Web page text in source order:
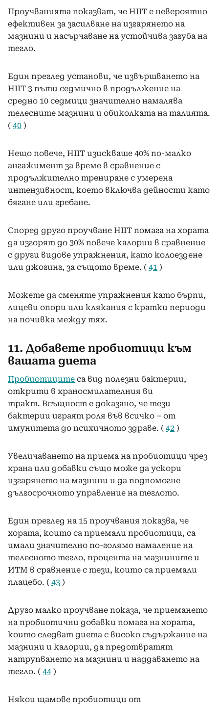
Проучванията показват, че HIIT е невероятно
ефективен за засилване на изгарянето на
мазнини и насърчаване на устойчива загуба на
тегло.
Един преглед установи, че извършването на
HIIT 3 пъти седмично в продължение на
средно 10 седмици значително намалява
телесните мазнини и обиколката на талията.
( 40 )
Нещо повече, HIIT изискваше 40% по-малко
ангажимент за време в сравнение с
продължително трениране с умерена
интензивност, което включва дейности като
бягане или гребане.
Според друго проучване HIIT помага на хората
да изгорят до 30% повече калории в сравнение
с други видове упражнения, като колоездене
или джогинг, за същото време. ( 41 )
Можете да сменяте упражнения като бърпи,
лицеви опори или клякания с кратки периоди
на почивка между тях.
11. Добавете пробиотици към
вашата диета
Пробиотиците са вид полезни бактерии,
открити в храносмилателния ви
тракт. Всъщност е доказано, че тези
бактерии играят роля във всичко – от
имунитета до психичното здраве. ( 42 )
Увеличаването на приема на пробиотици чрез
храна или добавки също може да ускори
изгарянето на мазнини и да подпомогне
дългосрочното управление на теглото.
Един преглед на 15 проучвания показва, че
хората, които са приемали пробиотици, са
имали значително по-голямо намаление на
телесното тегло, процента на мазнините и
ИТМ в сравнение с тези, които са приемали
плацебо. ( 43 )
Друго малко проучване показа, че приемането
на пробиотични добавки помага на хората,
които следват диета с високо съдържание на
мазнини и калории, да предотвратят
натрупването на мазнини и наддаването на
тегло. ( 44 )
Някои щамове пробиотици от